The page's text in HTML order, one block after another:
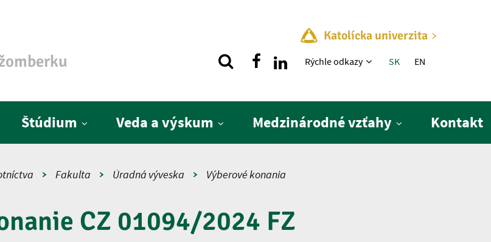
Katolícka univerzita
Rýchle menu
Rýchle odkazy SK EN
Štúdium Veda a výskum Medzinárodné vzťahy Kontakt
Fakulta Úradná výveska Výberové konania
CZ 01094/2024 FZ